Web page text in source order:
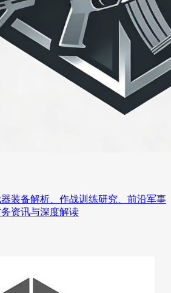
装备解析、作战训练研究、前沿军事
资讯与深度解读